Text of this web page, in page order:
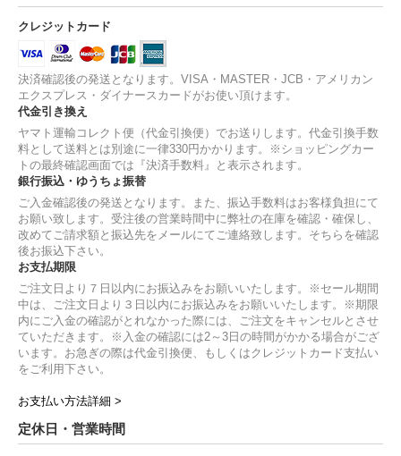
クレジットカード
決済確認後の発送となります。VISA・MASTER・JCB・アメリカン
エクスプレス・ダイナースカードがお使い頂けます。
代金引き換え
ヤマト運輸コレクト便（代金引換便）でお送りします。代金引換手数
料として送料とは別途に一律330円かかります。※ショッピングカー
トの最終確認画面では『決済手数料』と表示されます。
銀行振込・ゆうちょ振替
ご入金確認後の発送となります。また、振込手数料はお客様負担にて
お願い致します。受注後の営業時間中に弊社の在庫を確認・確保し、
改めてご請求額と振込先をメールにてご連絡致します。そちらを確認
後お振込下さい。
お支払期限
ご注文日より７日以内にお振込みをお願いいたします。※セール期間
中は、ご注文日より３日以内にお振込みをお願いいたします。※期限
内にご入金の確認がとれなかった際には、ご注文をキャンセルとさせ
ていただきます。※入金の確認には2～3日の時間がかかる場合がござ
います。お急ぎの際は代金引換便、もしくはクレジットカード支払い
をご利用下さい。
お支払い方法詳細 >
定休日・営業時間